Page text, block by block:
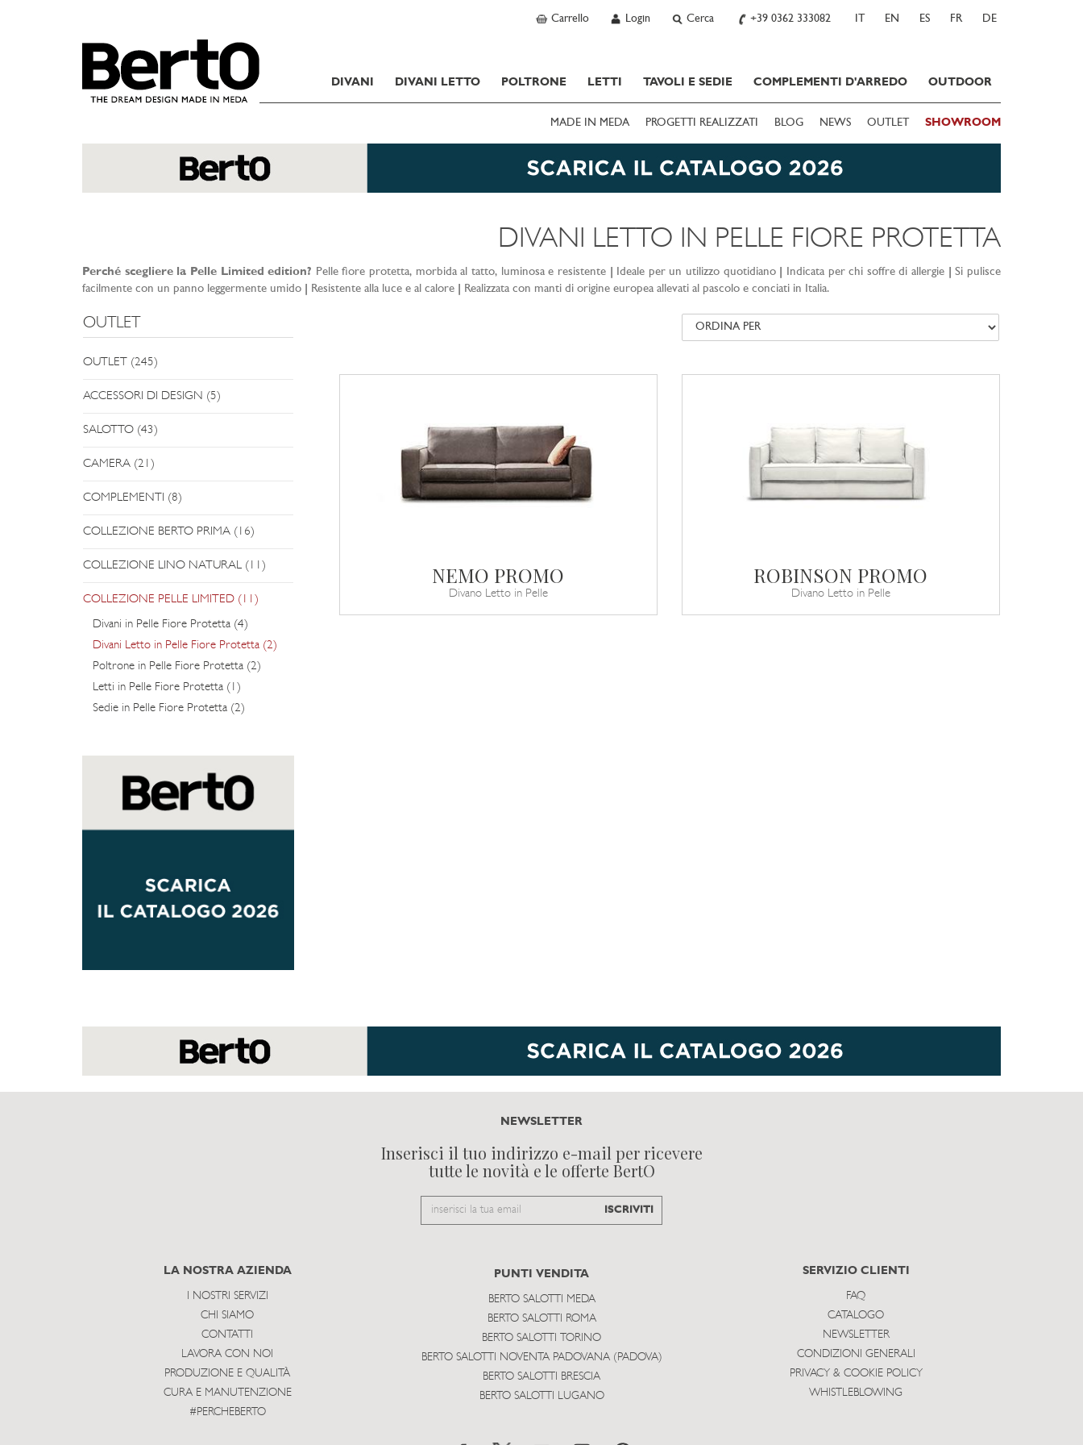
Carrello Login Cerca +39 0362 333082 IT EN ES FR DE
DIVANI DIVANI LETTO POLTRONE LETTI TAVOLI E SEDIE COMPLEMENTI D'ARREDO OUTDOOR
MADE IN MEDA PROGETTI REALIZZATI BLOG NEWS OUTLET SHOWROOM
DIVANI LETTO IN PELLE FIORE PROTETTA
Perché scegliere la Pelle Limited edition? Pelle fiore protetta, morbida al tatto, luminosa e resistente Ideale per un utilizzo quotidiano Indicata per chi soffre di allergie
Si pulisce
facilmente con un panno leggermente umido
Resistente alla luce e al calore Realizzata con manti di origine europea allevati al pascolo e conciati in Italia.
OUTLET
OUTLET (245)
ACCESSORI DI DESIGN (5)
SALOTTO (43)
CAMERA (21)
COMPLEMENTI (8)
COLLEZIONE BERTO PRIMA (16)
COLLEZIONE LINO NATURAL (11)
COLLEZIONE PELLE LIMITED (11)
Divani in Pelle Fiore Protetta (4)
Divani Letto in Pelle Fiore Protetta (2)
Poltrone in Pelle Fiore Protetta (2)
Letti in Pelle Fiore Protetta (1)
Sedie in Pelle Fiore Protetta (2)
NEMO PROMO
Divano Letto in Pelle
ROBINSON PROMO
Divano Letto in Pelle
NEWSLETTER
Inserisci il tuo indirizzo e-mail per ricevere
tutte le novità e le offerte BertO
Email
ISCRIVITI
LA NOSTRA AZIENDA
I NOSTRI SERVIZI
CHI SIAMO
CONTATTI
LAVORA CON NOI
PRODUZIONE E QUALITÀ
CURA E MANUTENZIONE
#PERCHEBERTO
PUNTI VENDITA
BERTO SALOTTI MEDA
BERTO SALOTTI ROMA
BERTO SALOTTI TORINO
BERTO SALOTTI NOVENTA PADOVANA (PADOVA)
BERTO SALOTTI BRESCIA
BERTO SALOTTI LUGANO
SERVIZIO CLIENTI
FAQ
CATALOGO
NEWSLETTER
CONDIZIONI GENERALI
PRIVACY & COOKIE POLICY
WHISTLEBLOWING